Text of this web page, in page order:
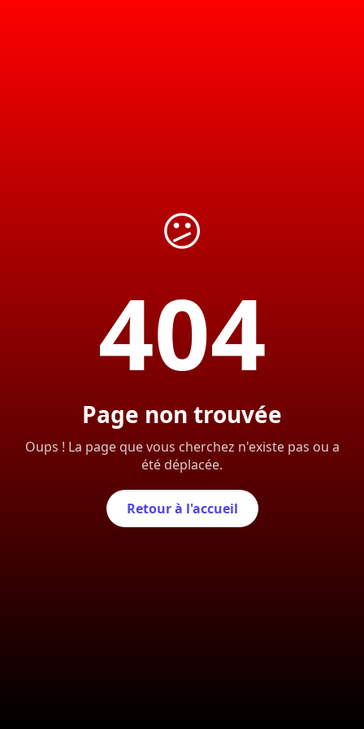
😕
404
Page non trouvée
Oups ! La page que vous cherchez n'existe pas ou a
été déplacée.
Retour à l'accueil